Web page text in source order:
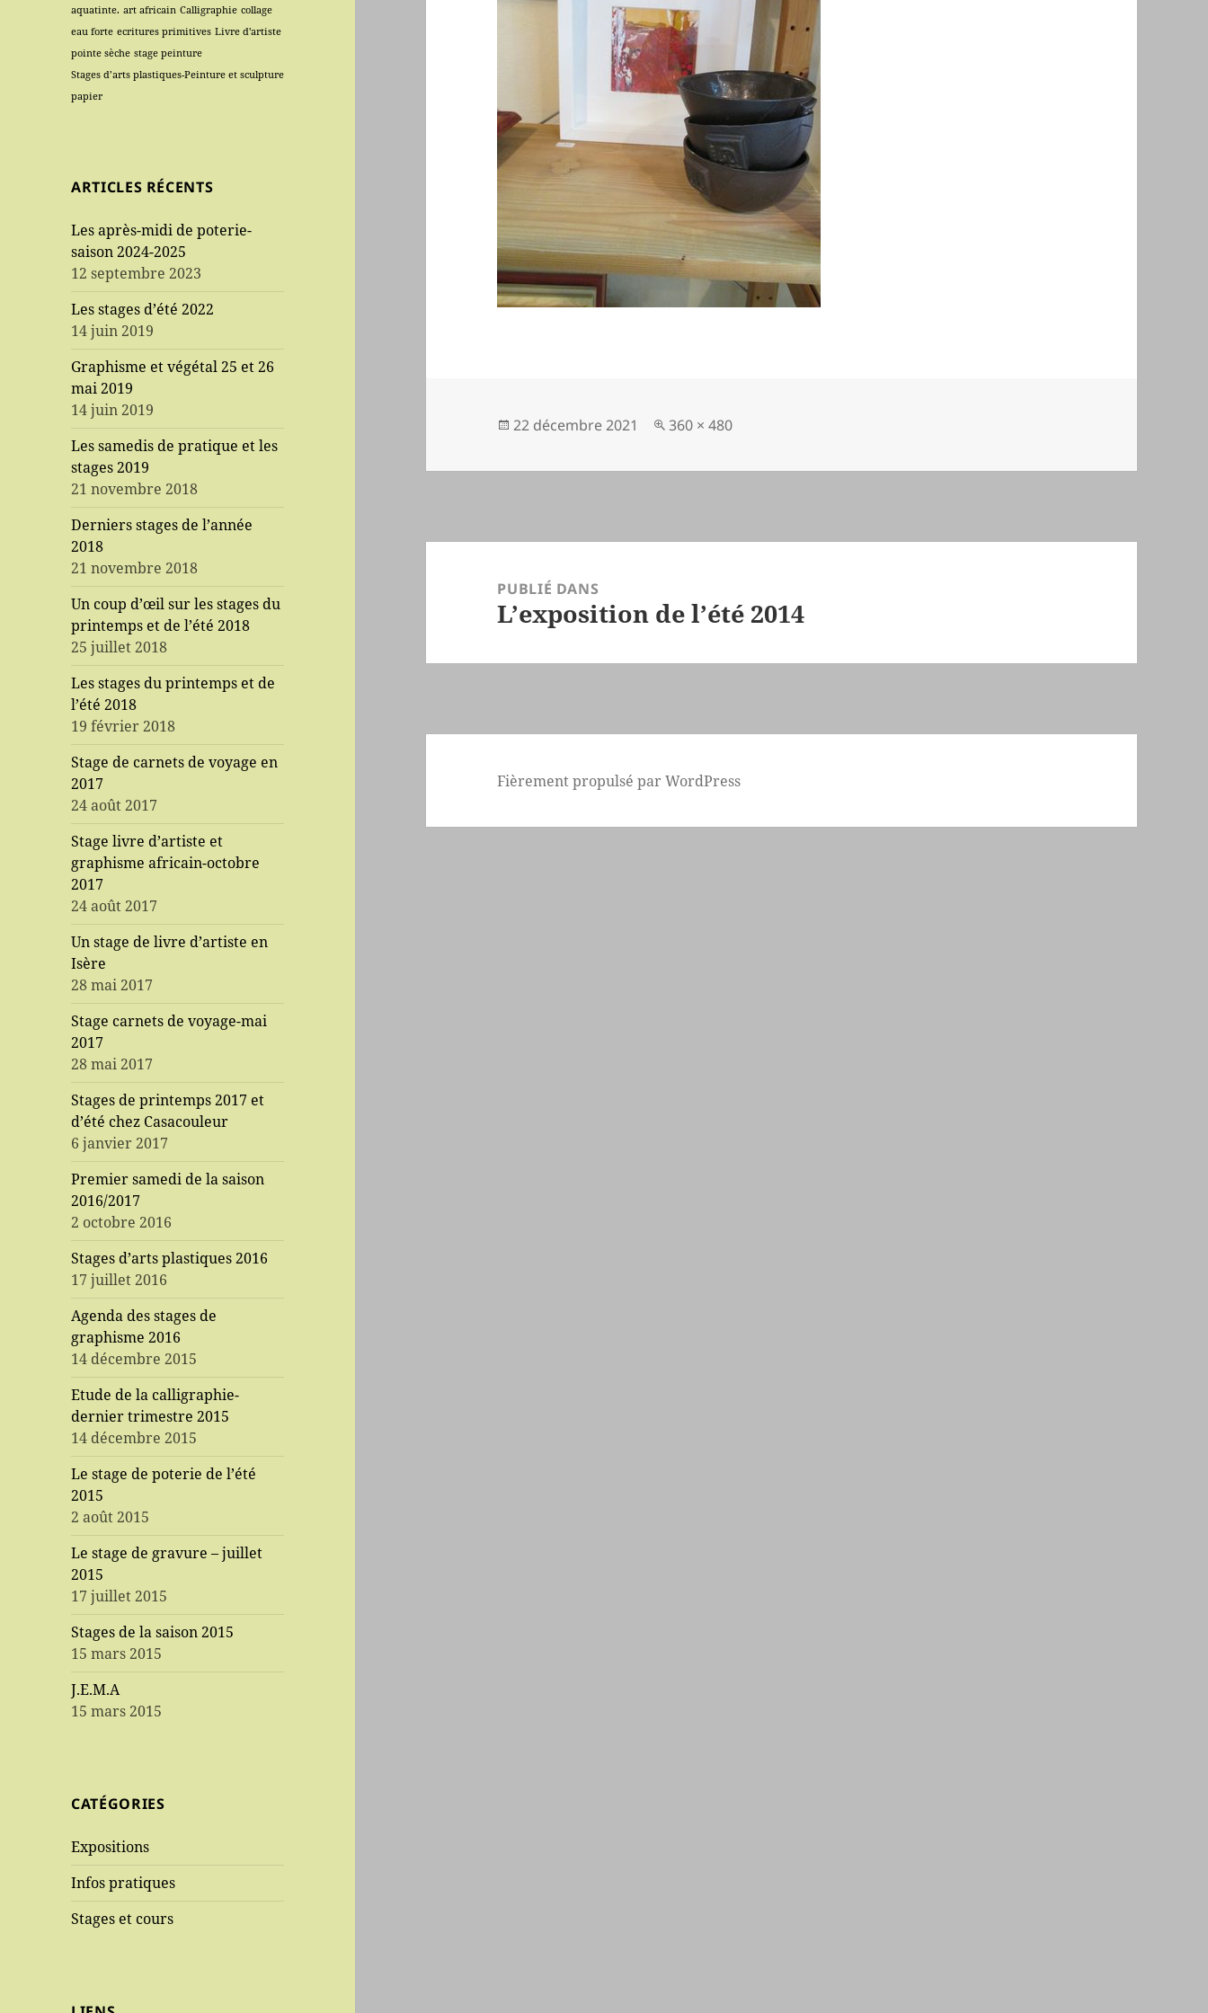
aquatinte. art africain Calligraphie collage
eau forte ecritures primitives Livre d'artiste
pointe sèche stage peinture
Stages d’arts plastiques-Peinture et sculpture
papier
ARTICLES RÉCENTS
Les après-midi de poterie-
saison 2024-2025
12 septembre 2023
Les stages d’été 2022
14 juin 2019
Graphisme et végétal 25 et 26
mai 2019
14 juin 2019
Les samedis de pratique et les
stages 2019
21 novembre 2018
Derniers stages de l’année
2018
21 novembre 2018
Un coup d’œil sur les stages du
printemps et de l’été 2018
25 juillet 2018
Les stages du printemps et de
l’été 2018
19 février 2018
Stage de carnets de voyage en
2017
24 août 2017
Stage livre d’artiste et
graphisme africain-octobre
2017
24 août 2017
Un stage de livre d’artiste en
Isère
28 mai 2017
Stage carnets de voyage-mai
2017
28 mai 2017
Stages de printemps 2017 et
d’été chez Casacouleur
6 janvier 2017
Premier samedi de la saison
2016/2017
2 octobre 2016
Stages d’arts plastiques 2016
17 juillet 2016
Agenda des stages de
graphisme 2016
14 décembre 2015
Etude de la calligraphie-
dernier trimestre 2015
14 décembre 2015
Le stage de poterie de l’été
2015
2 août 2015
Le stage de gravure – juillet
2015
17 juillet 2015
Stages de la saison 2015
15 mars 2015
J.E.M.A
15 mars 2015
CATÉGORIES
Expositions
Infos pratiques
Stages et cours
Publié
22 décembre 2021
Taille
360 × 480
PUBLIÉ DANS
L’exposition de l’été 2014
Fièrement propulsé par WordPress